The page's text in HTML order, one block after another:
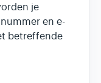
je
en e-
betreffende